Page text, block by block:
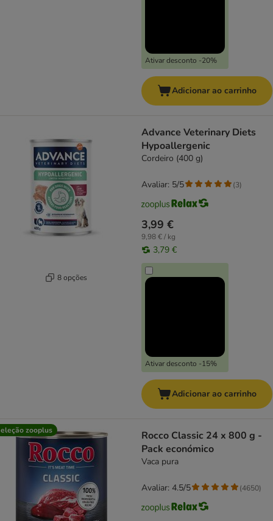
Ativar desconto -20%
Adicionar ao carrinho
8 opções
Advance Veterinary Diets
Hypoallergenic
Cordeiro (400 g)
3,99 €
9,98 € / kg
3,79 €
Ativar desconto -15%
Avaliar: 5/5 (3)
Adicionar ao carrinho
zooplus
Rocco Classic 24 x 800 g -
Pack económico
Vaca pura
Avaliar: 4.5/5 (4650)